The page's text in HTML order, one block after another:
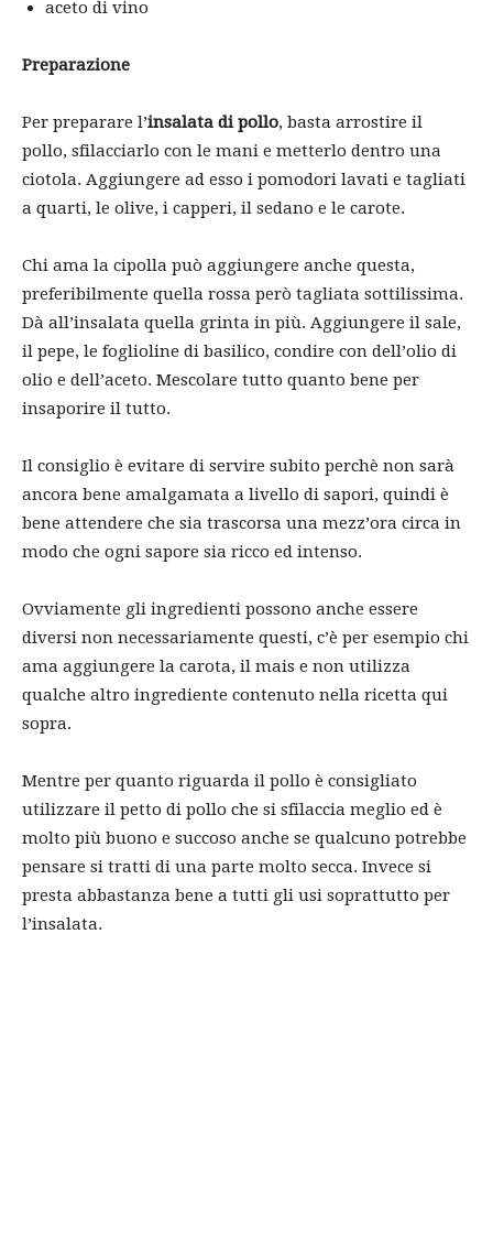
aceto di vino
Preparazione
Per preparare l’insalata di pollo, basta arrostire il
pollo, sfilacciarlo con le mani e metterlo dentro una
ciotola. Aggiungere ad esso i pomodori lavati e tagliati
a quarti, le olive, i capperi, il sedano e le carote.
Chi ama la cipolla può aggiungere anche questa,
preferibilmente quella rossa però tagliata sottilissima.
Dà all’insalata quella grinta in più. Aggiungere il sale,
il pepe, le foglioline di basilico, condire con dell’olio di
olio e dell’aceto. Mescolare tutto quanto bene per
insaporire il tutto.
Il consiglio è evitare di servire subito perchè non sarà
ancora bene amalgamata a livello di sapori, quindi è
bene attendere che sia trascorsa una mezz’ora circa in
modo che ogni sapore sia ricco ed intenso.
Ovviamente gli ingredienti possono anche essere
diversi non necessariamente questi, c’è per esempio chi
ama aggiungere la carota, il mais e non utilizza
qualche altro ingrediente contenuto nella ricetta qui
sopra.
Mentre per quanto riguarda il pollo è consigliato
utilizzare il petto di pollo che si sfilaccia meglio ed è
molto più buono e succoso anche se qualcuno potrebbe
pensare si tratti di una parte molto secca. Invece si
presta abbastanza bene a tutti gli usi soprattutto per
l’insalata.